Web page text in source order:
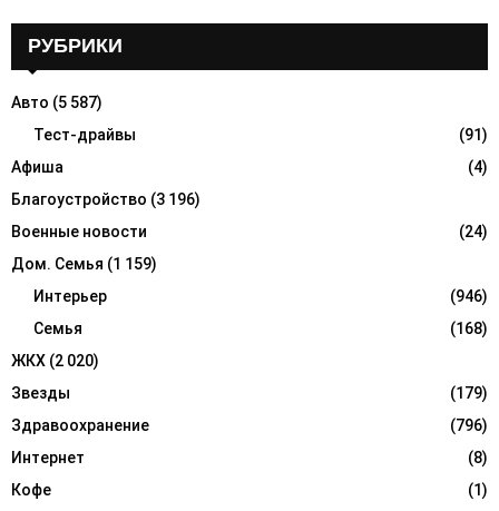
o
R
C
H
РУБРИКИ
Авто (5 587)
Тест-драйвы
(91)
Афиша
(4)
Благоустройство (3 196)
Военные новости
(24)
Дом. Семья (1 159)
Интерьер
(946)
Семья
(168)
ЖКХ (2 020)
Звезды
(179)
Здравоохранение
(796)
Интернет
(8)
Кофе
(1)